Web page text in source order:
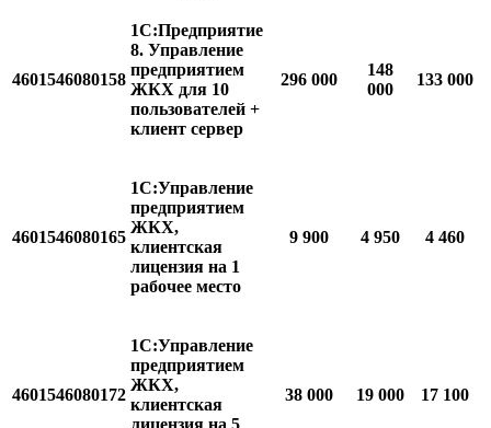
4601546080158
1С:Предприятие
8. Управление
предприятием
ЖКХ для 10
пользователей +
клиент сервер
296 000
148
000
133 000
4601546080165
1С:Управление
предприятием
ЖКХ,
клиентская
лицензия на 1
рабочее место
9 900 4 950 4 460
4601546080172
1С:Управление
предприятием
ЖКХ,
клиентская
38 000 19 000 17 100